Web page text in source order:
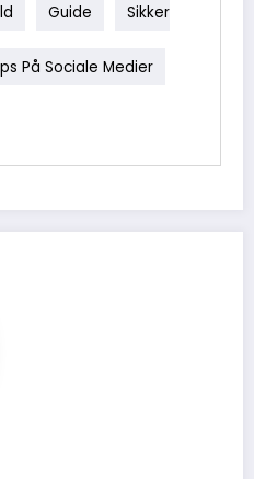
Guide Sikker
På Sociale Medier